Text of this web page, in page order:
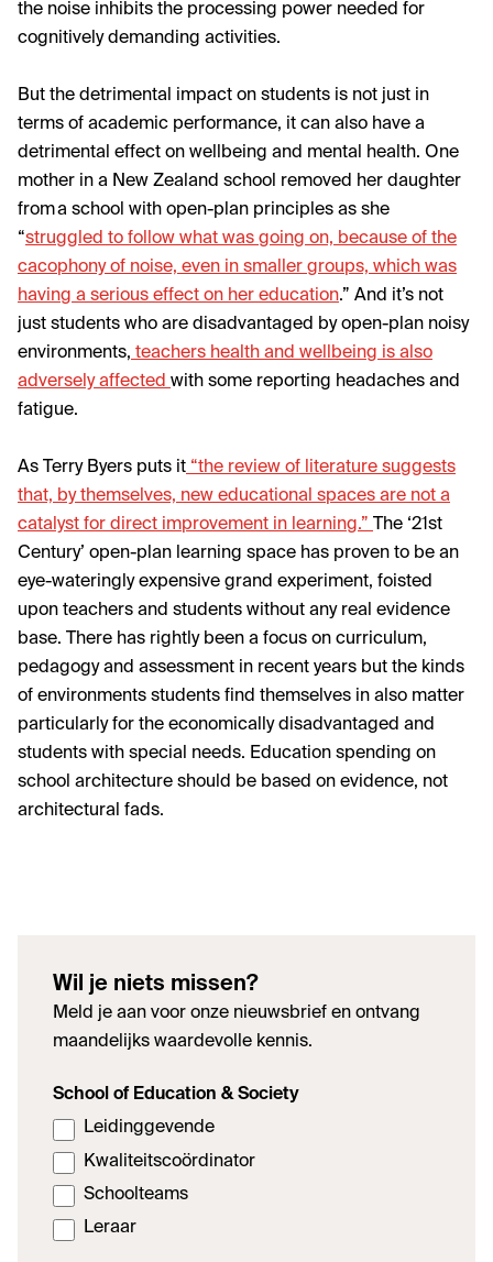
the noise inhibits the processing power needed for
cognitively demanding activities.
But the detrimental impact on students is not just in
terms of academic performance, it can also have a
detrimental effect on wellbeing and mental health. One
mother in a New Zealand school removed her daughter
from a school with open-plan principles as she
“struggled to follow what was going on, because of the
cacophony of noise, even in smaller groups, which was
having a serious effect on her education.” And it’s not
just students who are disadvantaged by open-plan noisy
environments, teachers health and wellbeing is also
adversely affected with some reporting headaches and
fatigue.
As Terry Byers puts it “the review of literature suggests
that, by themselves, new educational spaces are not a
catalyst for direct improvement in learning.”
The ‘21st
Century’ open-plan learning space has proven to be an
eye-wateringly expensive grand experiment, foisted
upon teachers and students without any real evidence
base. There has rightly been a focus on curriculum,
pedagogy and assessment in recent years but the kinds
of environments students find themselves in also matter
particularly for the economically disadvantaged and
students with special needs. Education spending on
school architecture should be based on evidence, not
architectural fads.
Wil je niets missen?
Meld je aan voor onze nieuwsbrief en ontvang
maandelijks waardevolle kennis.
School of Education & Society
Leidinggevende
Kwaliteitscoördinator
Schoolteams
Leraar